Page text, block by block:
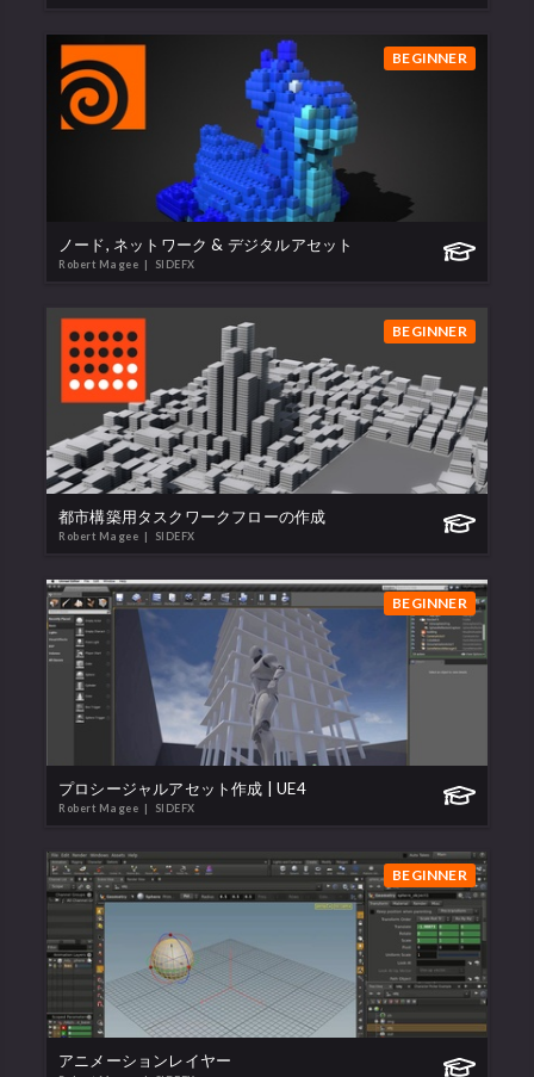
BEGINNER
ノード, ネットワーク & デジタルアセット
Robert Magee | SIDEFX
BEGINNER
都市構築用タスクワークフローの作成
Robert Magee | SIDEFX
BEGINNER
プロシージャルアセット作成 | UE4
Robert Magee | SIDEFX
BEGINNER
アニメーションレイヤー